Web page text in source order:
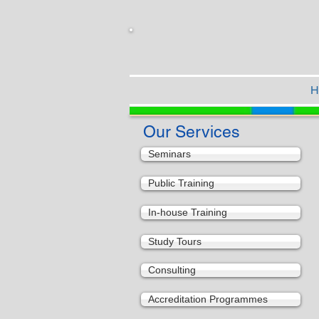
Our Services
Seminars
Public Training
In-house Training
Study Tours
Consulting
Accreditation Programmes